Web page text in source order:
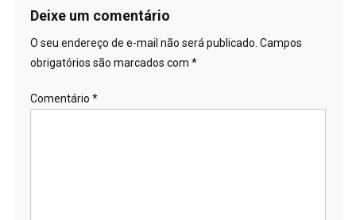
Deixe um comentário
O seu endereço de e-mail não será publicado. Campos
obrigatórios são marcados com *
Comentário *